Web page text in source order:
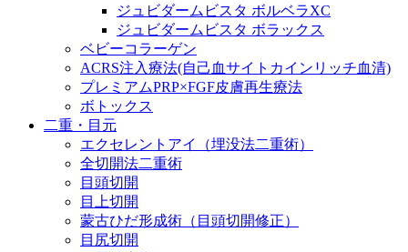
ジュビダームビスタ ボルベラXC
ジュビダームビスタ ボラックス
ベビーコラーゲン
ACRS注入療法(自己血サイトカインリッチ血清)
プレミアムPRP×FGF皮膚再生療法
ボトックス
二重・目元
エクセレントアイ（埋没法二重術）
全切開法二重術
目頭切開
目上切開
蒙古ひだ形成術（目頭切開修正）
目尻切開